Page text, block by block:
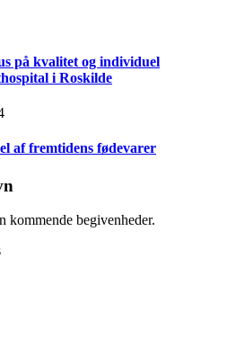
på kvalitet og individuel
i Roskilde
af fremtidens fødevarer
kommende begivenheder.